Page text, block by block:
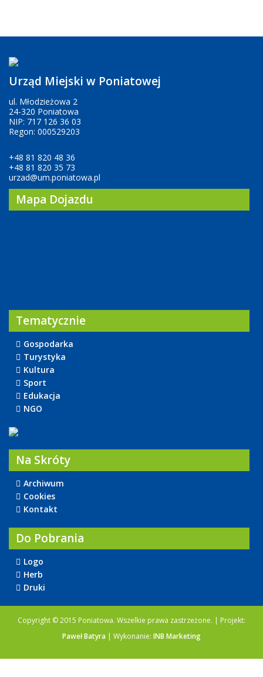
Urząd Miejski w Poniatowej
ul. Młodzieżowa 2
24-320 Poniatowa
NIP: 717 126 36 03
Regon: 000529203
+48 81 820 48 36
+48 81 820 35 73
urzad@um.poniatowa.pl
Mapa Dojazdu
Tematycznie
Gospodarka
Turystyka
Kultura
Sport
Edukacja
NGO
Na Skróty
Archiwum
Cookies
Kontakt
Do Pobrania
Logo
Herb
Druki
Copyright © 2015 Poniatowa. Wszelkie prawa zastrzeżone. | Projekt:
Paweł Batyra | Wykonanie: INB Marketing